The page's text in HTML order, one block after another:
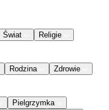
Świat
Religie
Rodzina
Zdrowie
Pielgrzymka